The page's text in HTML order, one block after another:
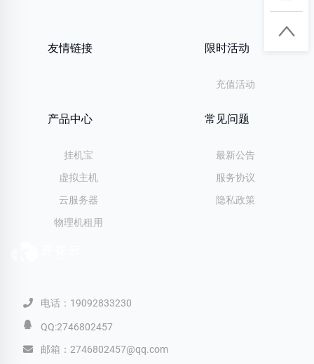
友情链接 限时活动
充值活动
产品中心
挂机宝
虚拟主机
云服务器
物理机租用
常见问题
最新公告
服务协议
隐私政策
电话：19092833230
QQ:2746802457
邮箱：2746802457@qq.com